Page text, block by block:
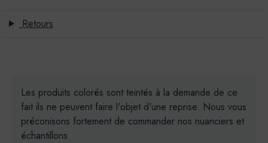
Retours
Les produits colorés sont teintés à la demande de ce
fait ils ne peuvent faire l'objet d'une reprise. Nous vous
préconisons fortement de commander nos nuanciers et
échantillons.